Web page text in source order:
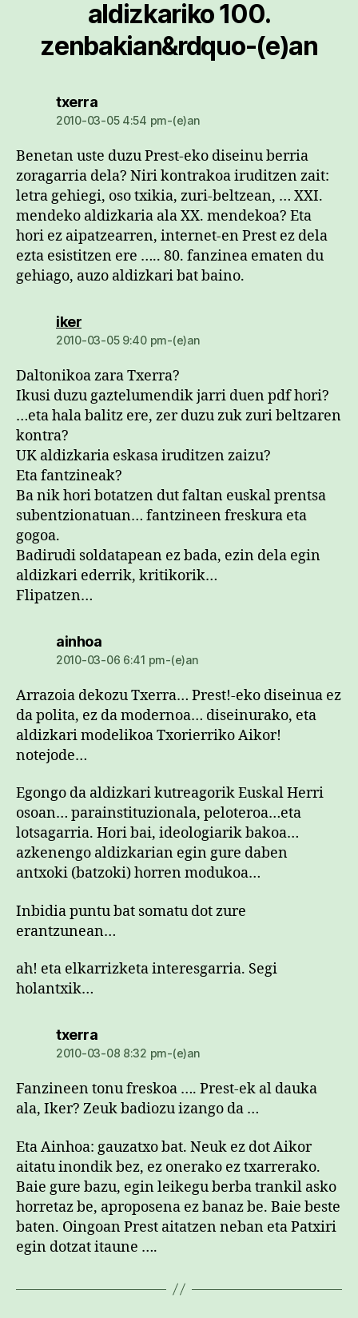
aldizkariko 100.
zenbakian&rdquo-(e)an
txerradio:
2010-03-05 4:54 pm-(e)an
Benetan uste duzu Prest-eko diseinu berria
zoragarria dela? Niri kontrakoa iruditzen zait:
letra gehiegi, oso txikia, zuri-beltzean, … XXI.
mendeko aldizkaria ala XX. mendekoa? Eta
hori ez aipatzearren, internet-en Prest ez dela
ezta esistitzen ere ….. 80. fanzinea ematen du
gehiago, auzo aldizkari bat baino.
ikerdio:
2010-03-05 9:40 pm-(e)an
Daltonikoa zara Txerra?
Ikusi duzu gaztelumendik jarri duen pdf hori?
…eta hala balitz ere, zer duzu zuk zuri beltzaren
kontra?
UK aldizkaria eskasa iruditzen zaizu?
Eta fantzineak?
Ba nik hori botatzen dut faltan euskal prentsa
subentzionatuan… fantzineen freskura eta
gogoa.
Badirudi soldatapean ez bada, ezin dela egin
aldizkari ederrik, kritikorik…
Flipatzen…
ainhoadio:
2010-03-06 6:41 pm-(e)an
Arrazoia dekozu Txerra… Prest!-eko diseinua ez
da polita, ez da modernoa… diseinurako, eta
aldizkari modelikoa Txorierriko Aikor!
notejode…
Egongo da aldizkari kutreagorik Euskal Herri
osoan… parainstituzionala, peloteroa…eta
lotsagarria. Hori bai, ideologiarik bakoa…
azkenengo aldizkarian egin gure daben
antxoki (batzoki) horren modukoa…
Inbidia puntu bat somatu dot zure
erantzunean…
ah! eta elkarrizketa interesgarria. Segi
holantxik…
txerradio:
2010-03-08 8:32 pm-(e)an
Fanzineen tonu freskoa …. Prest-ek al dauka
ala, Iker? Zeuk badiozu izango da …
Eta Ainhoa: gauzatxo bat. Neuk ez dot Aikor
aitatu inondik bez, ez onerako ez txarrerako.
Baie gure bazu, egin leikegu berba trankil asko
horretaz be, aproposena ez banaz be. Baie beste
baten. Oingoan Prest aitatzen neban eta Patxiri
egin dotzat itaune ….